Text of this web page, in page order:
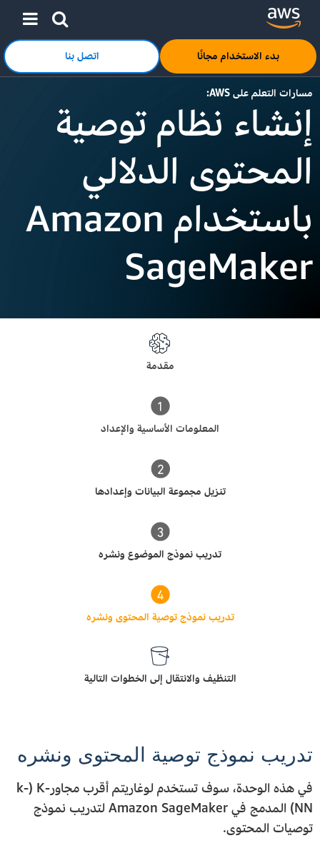
انتقل إلى المحتوى الرئيسي
انقر هنا للعودة إلى صفحة «خدمات أمازون على الويب» الرئيسية
بدء الاستخدام مجانًا اتصل بنا
مسارات التعلم على AWS:
إنشاء نظام توصية
المحتوى الدلالي
باستخدام Amazon
SageMaker
مقدمة
المعلومات الأساسية والإعداد
تنزيل مجموعة البيانات وإعدادها
تدريب نموذج الموضوع ونشره
تدريب نموذج توصية المحتوى ونشره
التنظيف والانتقال إلى الخطوات التالية
تدريب نموذج توصية المحتوى ونشره
في هذه الوحدة، سوف تستخدم لوغاريتم أقرب مجاور-K‏ (k-
NN) المدمج في Amazon SageMaker لتدريب نموذج
توصيات المحتوى.